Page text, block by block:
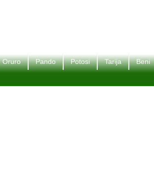
Oruro Pando Potosi Tarija Beni